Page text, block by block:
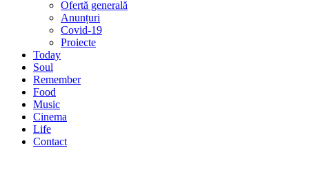
Ofertă generală
Anunțuri
Covid-19
Proiecte
Today
Soul
Remember
Food
Music
Cinema
Life
Contact